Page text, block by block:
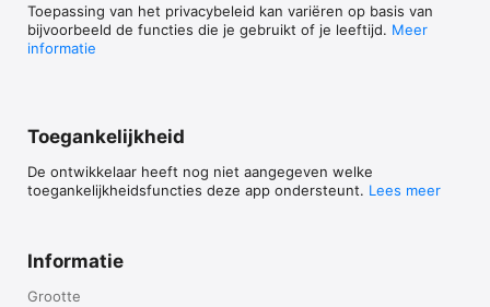
Toepassing van het privacybeleid kan variëren op basis van
bijvoorbeeld de functies die je gebruikt of je leeftijd. Meer
informatie
Toegankelijkheid
De ontwikkelaar heeft nog niet aangegeven welke
toegankelijkheidsfuncties deze app ondersteunt. Lees meer
Informatie
Grootte